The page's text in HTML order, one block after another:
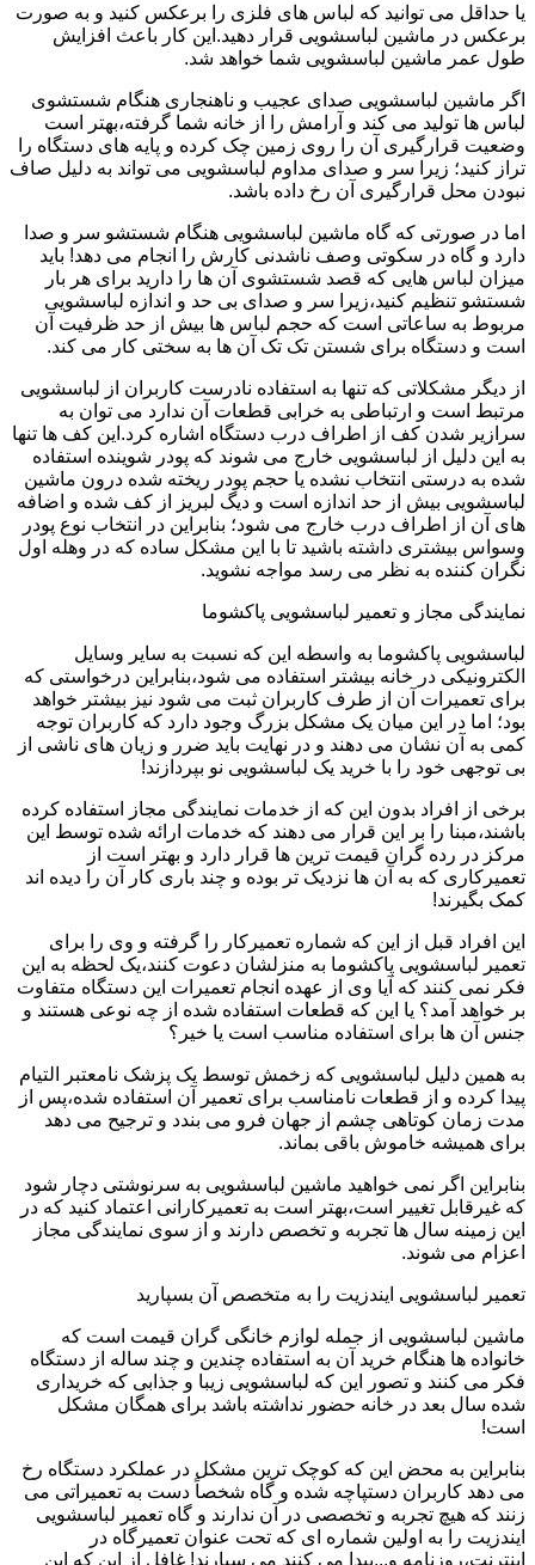
یا حداقل می توانید که لباس های فلزی را برعکس کنید و به صورت
برعکس در ماشین لباسشویی قرار دهید.این کار باعث افزایش
طول عمر ماشین لباسشویی شما خواهد شد.
اگر ماشین لباسشویی صدای عجیب و ناهنجاری هنگام شستشوی
لباس ها تولید می کند و آرامش را از خانه شما گرفته،بهتر است
وضعیت قرارگیری آن را روی زمین چک کرده و پایه های دستگاه را
تراز کنید؛ زیرا سر و صدای مداوم لباسشویی می تواند به دلیل صاف
نبودن محل قرارگیری آن رخ داده باشد.
اما در صورتی که گاه ماشین لباسشویی هنگام شستشو سر و صدا
دارد و گاه در سکوتی وصف ناشدنی کارش را انجام می دهد! باید
میزان لباس هایی که قصد شستشوی آن ها را دارید برای هر بار
شستشو تنظیم کنید،زیرا سر و صدای بی حد و اندازه لباسشویی
مربوط به ساعاتی است که حجم لباس ها بیش از حد ظرفیت آن
است و دستگاه برای شستن تک تک آن ها به سختی کار می کند.
از دیگر مشکلاتی که تنها به استفاده نادرست کاربران از لباسشویی
مرتبط است و ارتباطی به خرابی قطعات آن ندارد می توان به
سرازیر شدن کف از اطراف درب دستگاه اشاره کرد.این کف ها تنها
به این دلیل از لباسشویی خارج می شوند که پودر شوینده استفاده
شده به درستی انتخاب نشده یا حجم پودر ریخته شده درون ماشین
لباسشویی بیش از حد اندازه است و دیگ لبریز از کف شده و اضافه
های آن از اطراف درب خارج می شود؛ بنابراین در انتخاب نوع پودر
وسواس بیشتری داشته باشید تا با این مشکل ساده که در وهله اول
نگران کننده به نظر می رسد مواجه نشوید.
نمایندگی مجاز و تعمیر لباسشویی پاکشوما
لباسشویی پاکشوما به واسطه این که نسبت به سایر وسایل
الکترونیکی در خانه بیشتر استفاده می شود،بنابراین درخواستی که
برای تعمیرات آن از طرف کاربران ثبت می شود نیز بیشتر خواهد
بود؛ اما در این میان یک مشکل بزرگ وجود دارد که کاربران توجه
کمی به آن نشان می دهند و در نهایت باید ضرر و زیان های ناشی از
بی توجهی خود را با خرید یک لباسشویی نو بپردازند!
برخی از افراد بدون این که از خدمات نمایندگی مجاز استفاده کرده
باشند،مبنا را بر این قرار می دهند که خدمات ارائه شده توسط این
مرکز در رده گران قیمت ترین ها قرار دارد و بهتر است از
تعمیرکاری که به آن ها نزدیک تر بوده و چند باری کار آن را دیده اند
کمک بگیرند!
این افراد قبل از این که شماره تعمیرکار را گرفته و وی را برای
تعمیر لباسشویی پاکشوما به منزلشان دعوت کنند،یک لحظه به این
فکر نمی کنند که آیا وی از عهده انجام تعمیرات این دستگاه متفاوت
بر خواهد آمد؟ یا این که قطعات استفاده شده از چه نوعی هستند و
جنس آن ها برای استفاده مناسب است یا خیر؟
به همین دلیل لباسشویی که زخمش توسط یک پزشک نامعتبر التیام
پیدا کرده و از قطعات نامناسب برای تعمیر آن استفاده شده،پس از
مدت زمان کوتاهی چشم از جهان فرو می بندد و ترجیح می دهد
برای همیشه خاموش باقی بماند.
بنابراین اگر نمی خواهید ماشین لباسشویی به سرنوشتی دچار شود
که غیرقابل تغییر است،بهتر است به تعمیرکارانی اعتماد کنید که در
این زمینه سال ها تجربه و تخصص دارند و از سوی نمایندگی مجاز
اعزام می شوند.
تعمیر لباسشویی ایندزیت را به متخصص آن بسپارید
ماشین لباسشویی از جمله لوازم خانگی گران قیمت است که
خانواده ها هنگام خرید آن به استفاده چندین و چند ساله از دستگاه
فکر می کنند و تصور این که لباسشویی زیبا و جذابی که خریداری
شده سال بعد در خانه حضور نداشته باشد برای همگان مشکل
است!
بنابراین به محض این که کوچک ترین مشکل در عملکرد دستگاه رخ
می دهد کاربران دستپاچه شده و گاه شخصاً دست به تعمیراتی می
زنند که هیچ تجربه و تخصصی در آن ندارند و گاه تعمیر لباسشویی
ایندزیت را به اولین شماره ای که تحت عنوان تعمیرگاه در
اینترنت،روزنامه و...پیدا می کنند می سپارند! غافل از این که این